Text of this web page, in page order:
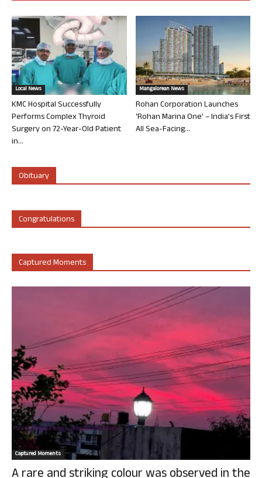
Local News
KMC Hospital Successfully
Performs Complex Thyroid
Surgery on 72-Year-Old Patient
in...
Mangalorean News
Rohan Corporation Launches
‘Rohan Marina One’ – India’s First
All Sea-Facing...
Obituary
Congratulations
Captured Moments
Captured Moments